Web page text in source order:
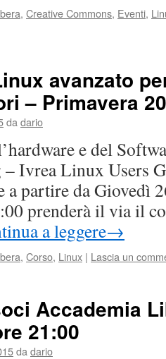
, Creative Commons, Eventi,
avanzato
– Primavera
da dario
e del
Ivrea Linux Users
a partire da Giovedì
prenderà il via il
a leggere→
, Corso, Linux | Lascia un
Accademia
21:00
da dario